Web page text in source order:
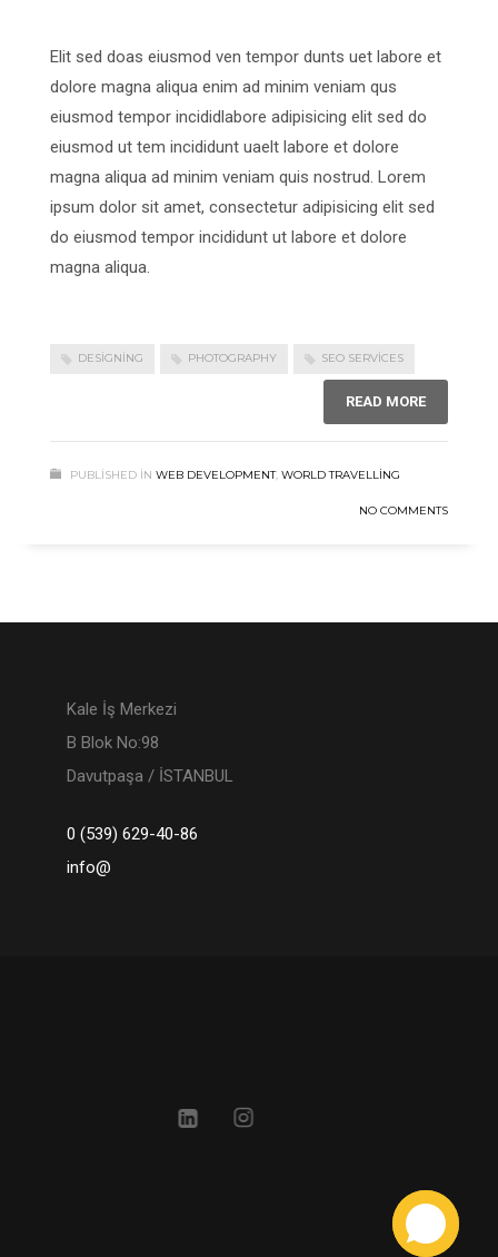
Elit sed doas eiusmod ven tempor dunts uet labore et
dolore magna aliqua enim ad minim veniam qus
eiusmod tempor incididlabore adipisicing elit sed do
eiusmod ut tem incididunt uaelt labore et dolore
magna aliqua ad minim veniam quis nostrud. Lorem
ipsum dolor sit amet, consectetur adipisicing elit sed
do eiusmod tempor incididunt ut labore et dolore
magna aliqua.
DESIGNING PHOTOGRAPHY SEO SERVICES
READ MORE
PUBLISHED IN WEB DEVELOPMENT, WORLD TRAVELLING
NO COMMENTS
Kale İş Merkezi
B Blok No:98
Davutpaşa / İSTANBUL
0 (539) 629-40-86
info@